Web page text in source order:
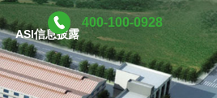
ASI信息披露
400-100-0928